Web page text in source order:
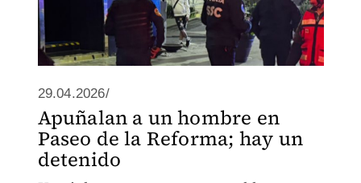
29.04.2026/
Apuñalan a un hombre en
Paseo de la Reforma; hay un
detenido